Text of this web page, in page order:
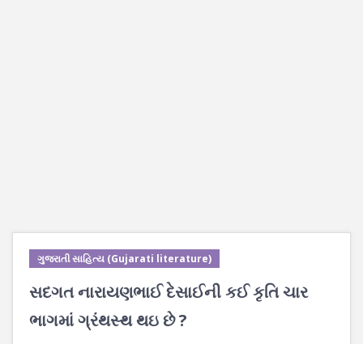
ગુજરાતી સાહિત્ય (Gujarati literature)
સદગત નારાયણભાઈ દેસાઈની કઈ કૃતિ ચાર
ભાગમાં ગ્રંથસ્થ થઇ છે ?